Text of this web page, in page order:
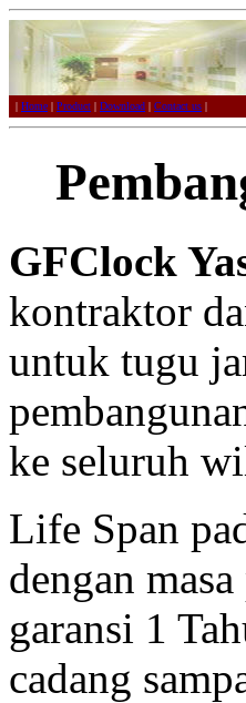
| Home | Product | Download | Contact us |
GFClock
kontraktor
untuk tugu
ke seluruh
Life Span
dengan
garansi 1
cadang